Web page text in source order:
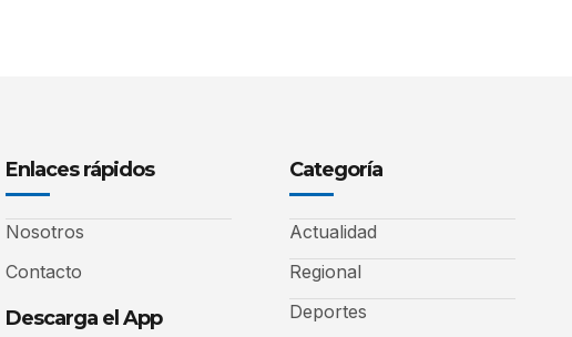
Enlaces rápidos
Nosotros
Contacto
Descarga el App
Categoría
Actualidad
Regional
Deportes